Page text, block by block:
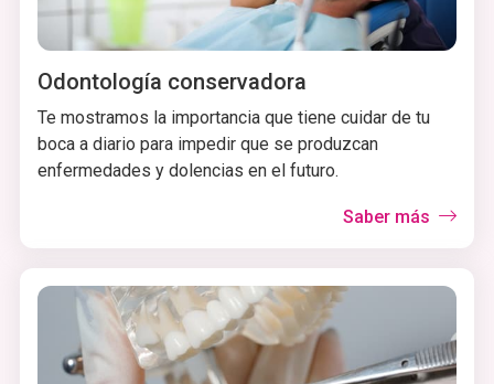
Odontología conservadora
Te mostramos la importancia que tiene cuidar de tu
boca a diario para impedir que se produzcan
enfermedades y dolencias en el futuro.
Saber más